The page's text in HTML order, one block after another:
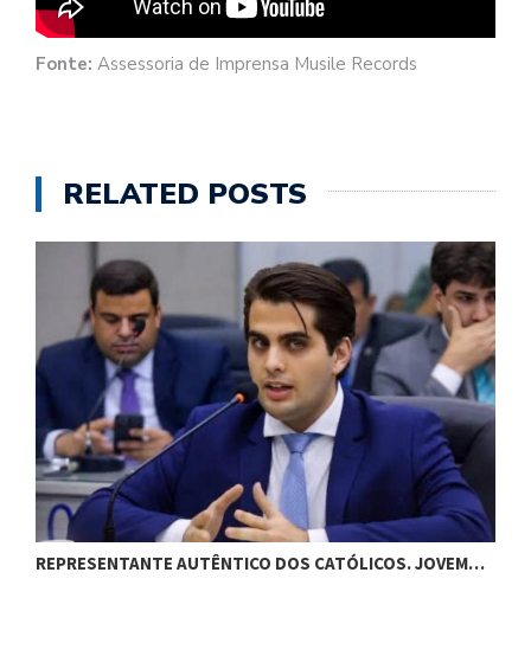
Fonte: Assessoria de Imprensa Musile Records
RELATED POSTS
REPRESENTANTE AUTÊNTICO DOS CATÓLICOS. JOVEM…